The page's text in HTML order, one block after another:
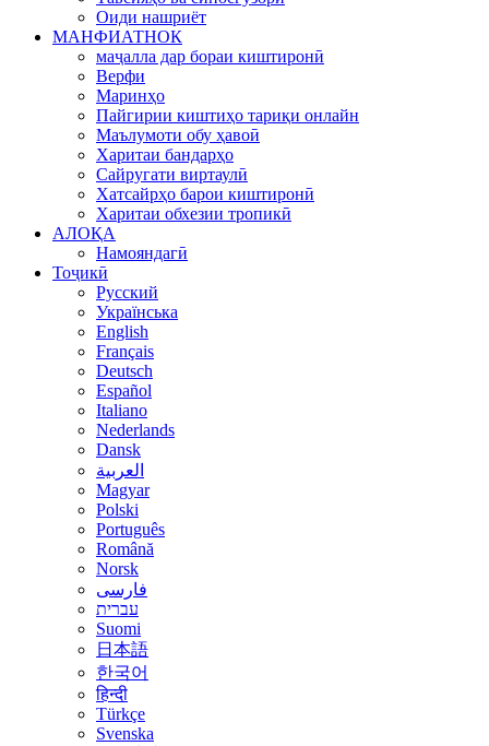
Оиди нашриёт
МАНФИАТНОК
маҷалла дар бораи киштиронӣ
Верфи
Маринҳо
Пайгирии киштиҳо тариқи онлайн
Маълумоти обу ҳавоӣ
Харитаи бандарҳо
Сайругати виртаулӣ
Хатсайрҳо барои киштиронӣ
Харитаи обхезии тропикӣ
АЛОҚА
Намояндагӣ
Тоҷикӣ
Русский
Українська
English
Français
Deutsch
Español
Italiano
Nederlands
Dansk
العربية
Magyar
Polski
Português
Română
Norsk
فارسی
עברית
Suomi
日本語
한국어
हिन्दी
Türkçe
Svenska